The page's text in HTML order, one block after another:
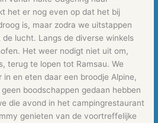
het er nog even op dat het bij
is, maar zodra we uitstappen
lucht. Langs de diverse winkels
Het weer nodigt niet uit om,
terug te lopen tot Ramsau. We
in en eten daar een broodje Alpine,
boodschappen gedaan hebben
die avond in het campingrestaurant
genieten van de voortreffelijke